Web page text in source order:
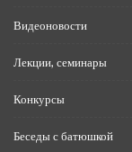
Видеоновости
Лекции, семинары
Конкурсы
Беседы с батюшкой